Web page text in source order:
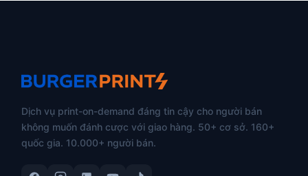
Dịch vụ print-on-demand đáng tin cậy cho người bán
không muốn đánh cược với giao hàng. 50+ cơ sở. 160+
quốc gia. 10.000+ người bán.